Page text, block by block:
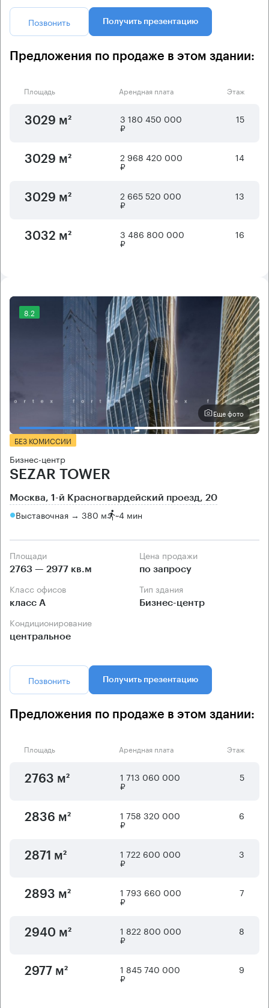
Позвонить Получить презентацию
Предложения по продаже в этом здании:
Площадь Арендная плата Этаж
3029 м² 3 180 450 000
₽
15
3029 м² 2 968 420 000
₽
14
3029 м² 2 665 520 000
₽
13
3032 м² 3 486 800 000
₽
16
8.2
Еще фото
БЕЗ КОМИССИИ
Бизнес-центр
SEZAR TOWER
Москва, 1-й Красногвардейский проезд, 20
Выставочная → 380 м ~4 мин
Площади
2763 — 2977 кв.м
Цена продажи
по запросу
Класс офисов
класс А
Тип здания
Бизнес-центр
Кондиционирование
центральное
Позвонить Получить презентацию
Предложения по продаже в этом здании:
Площадь Арендная плата Этаж
2763 м² 1 713 060 000
₽
5
2836 м² 1 758 320 000
₽
6
2871 м² 1 722 600 000
₽
3
2893 м² 1 793 660 000
₽
7
2940 м² 1 822 800 000
₽
8
2977 м² 1 845 740 000
₽
9